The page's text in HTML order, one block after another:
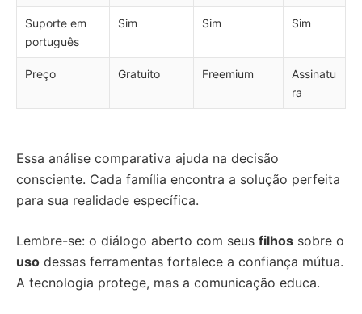
Suporte em
português
Sim Sim Sim
Preço Gratuito Freemium
Assinatu
ra
Essa análise comparativa ajuda na decisão
consciente. Cada família encontra a solução perfeita
para sua realidade específica.
Lembre-se: o diálogo aberto com seus filhos sobre o
uso dessas ferramentas fortalece a confiança mútua.
A tecnologia protege, mas a comunicação educa.